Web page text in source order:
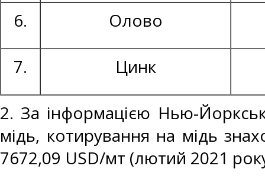
6. Олово
7. Цинк
2. За інформацією Нью-
мідь, котирування на мідь
7672,09 USD/мт (лютий 2021